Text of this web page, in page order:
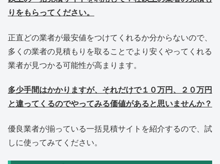
りをもらってください。
正直どの業者が最安値をつけてくれるか分からないので、
多くの業者の見積もりを取ることでより安くやってくれる
業者が見つかる可能性が高まります。
多少手間はかかりますが、それだけで１０万円、２０万円
と違ってくるのでやってみる価値があると思いませんか？
優良業者が揃っている一括見積サイトを紹介するので、試
しに使ってみてください。